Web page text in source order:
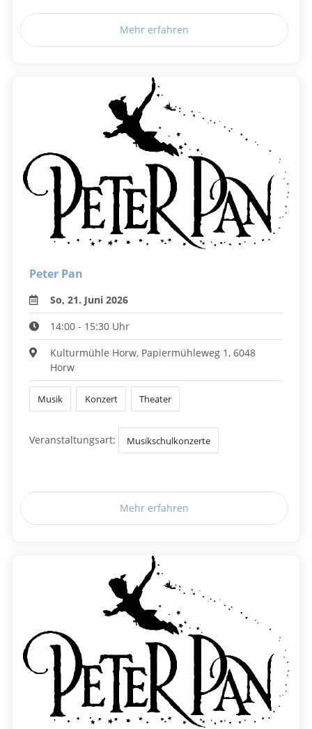
Mehr erfahren
Peter Pan
So, 21. Juni 2026
14:00 - 15:30 Uhr
Kulturmühle Horw, Papiermühleweg 1, 6048
Horw
Musik Konzert Theater
Veranstaltungsart: Musikschulkonzerte
Mehr erfahren